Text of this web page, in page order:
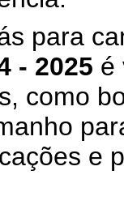
para
- 2025 é
como
e